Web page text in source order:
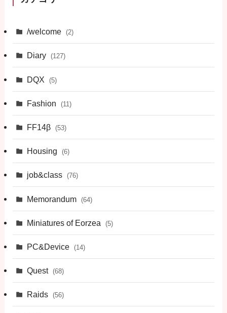
/welcome (2)
Diary (127)
DQX (5)
Fashion (11)
FF14β (53)
Housing (6)
job&class (76)
Memorandum (64)
Miniatures of Eorzea (5)
PC&Device (14)
Quest (68)
Raids (56)